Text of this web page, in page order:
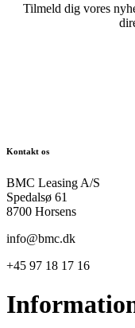
Tilmeld dig vores
Kontakt os
BMC Leasing A/S
Spedalsø 61
8700 Horsens
info@bmc.dk
+45 97 18 17 16